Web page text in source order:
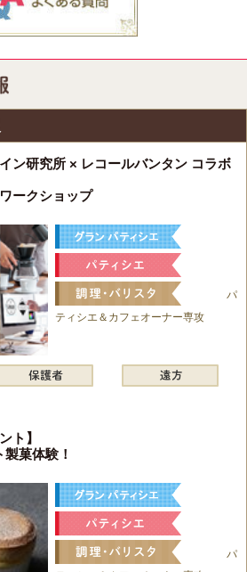
ン研究所 × レコールバンタン コラボ
ークショップ
パ
ティシエ＆カフェオーナー専攻
ト】
菓体験！
パ